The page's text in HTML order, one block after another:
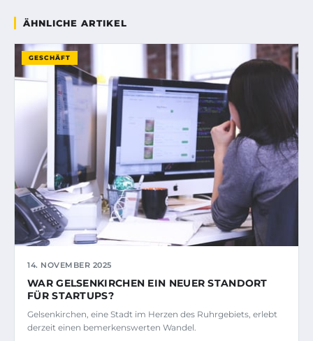
ÄHNLICHE ARTIKEL
GESCHÄFT
14. NOVEMBER 2025
WAR GELSENKIRCHEN EIN NEUER STANDORT
FÜR STARTUPS?
Gelsenkirchen, eine Stadt im Herzen des Ruhrgebiets, erlebt
derzeit einen bemerkenswerten Wandel.